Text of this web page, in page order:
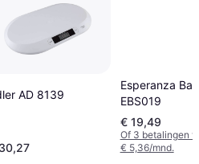
AD 8139
Esperanza
EBS019
€ 19,49
Of 3 betalingen
€ 5,36/mnd.